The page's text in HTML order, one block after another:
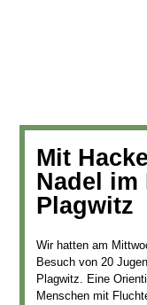
Mit
Nadel
Plagwitz
Wir hatten am
Besuch von 20
Plagwitz. Eine
Menschen mit